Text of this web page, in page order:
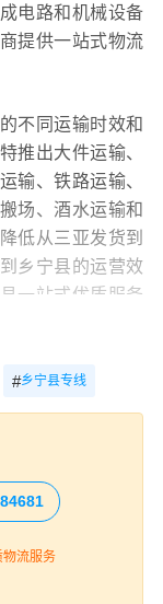
电路和机械设备
提供一站式物流
不同运输时效和
推出大件运输、
输、铁路运输、
场、酒水运输和
低从三亚发货到
乡宁县的运营效
一站式优质服务
和引进具有高科
宁县物流专线服
#乡宁县专线
物流服务